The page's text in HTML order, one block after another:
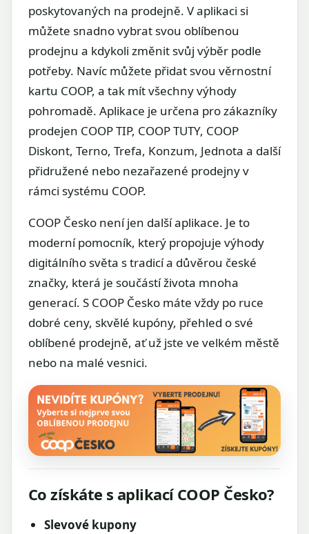
poskytovaných na prodejně. V aplikaci si
můžete snadno vybrat svou oblíbenou
prodejnu a kdykoli změnit svůj výběr podle
potřeby. Navíc můžete přidat svou věrnostní
kartu COOP, a tak mít všechny výhody
pohromadě. Aplikace je určena pro zákazníky
prodejen COOP TIP, COOP TUTY, COOP
Diskont, Terno, Trefa, Konzum, Jednota a další
přidružené nebo nezařazené prodejny v
rámci systému COOP.
COOP Česko není jen další aplikace. Je to
moderní pomocník, který propojuje výhody
digitálního světa s tradicí a důvěrou české
značky, která je součástí života mnoha
generací. S COOP Česko máte vždy po ruce
dobré ceny, skvělé kupóny, přehled o své
oblíbené prodejně, ať už jste ve velkém městě
nebo na malé vesnici.
Co získáte s aplikací COOP Česko?
Slevové kupony